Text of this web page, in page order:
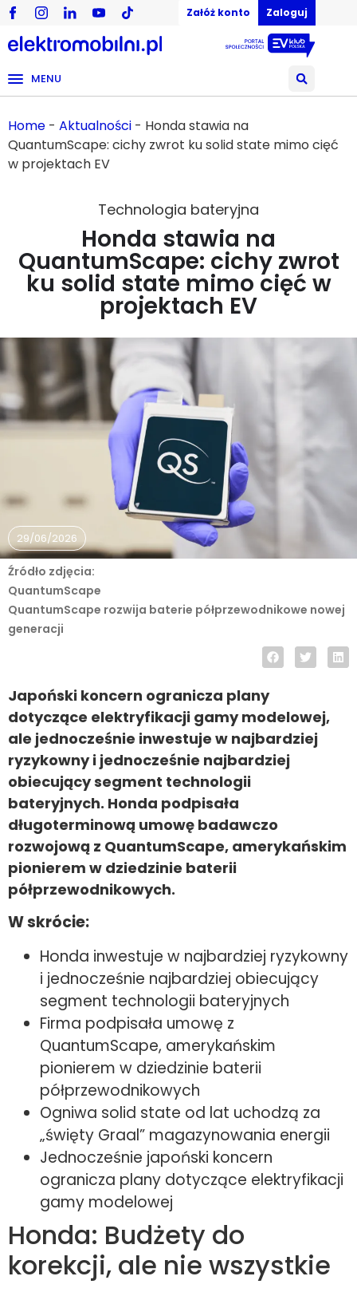
Załóż konto Zaloguj
MENU
Home - Aktualności - Honda stawia na
QuantumScape: cichy zwrot ku solid state mimo cięć
w projektach EV
Technologia bateryjna
Honda stawia na
QuantumScape: cichy zwrot
ku solid state mimo cięć w
projektach EV
29/06/2026
QuantumScape rozwija baterie półprzewodnikowe nowej
generacji
Źródło zdjęcia:
QuantumScape
Japoński koncern ogranicza plany
dotyczące elektryfikacji gamy modelowej,
ale jednocześnie inwestuje w najbardziej
ryzykowny i jednocześnie najbardziej
obiecujący segment technologii
bateryjnych. Honda podpisała
długoterminową umowę badawczo
rozwojową z QuantumScape, amerykańskim
pionierem w dziedzinie baterii
półprzewodnikowych.
W skrócie:
Honda inwestuje w najbardziej ryzykowny
i jednocześnie najbardziej obiecujący
segment technologii bateryjnych
Firma podpisała umowę z
QuantumScape, amerykańskim
pionierem w dziedzinie baterii
półprzewodnikowych
Ogniwa solid state od lat uchodzą za
„święty Graal” magazynowania energii
Jednocześnie japoński koncern
ogranicza plany dotyczące elektryfikacji
gamy modelowej
Honda: Budżety do
korekcji, ale nie wszystkie